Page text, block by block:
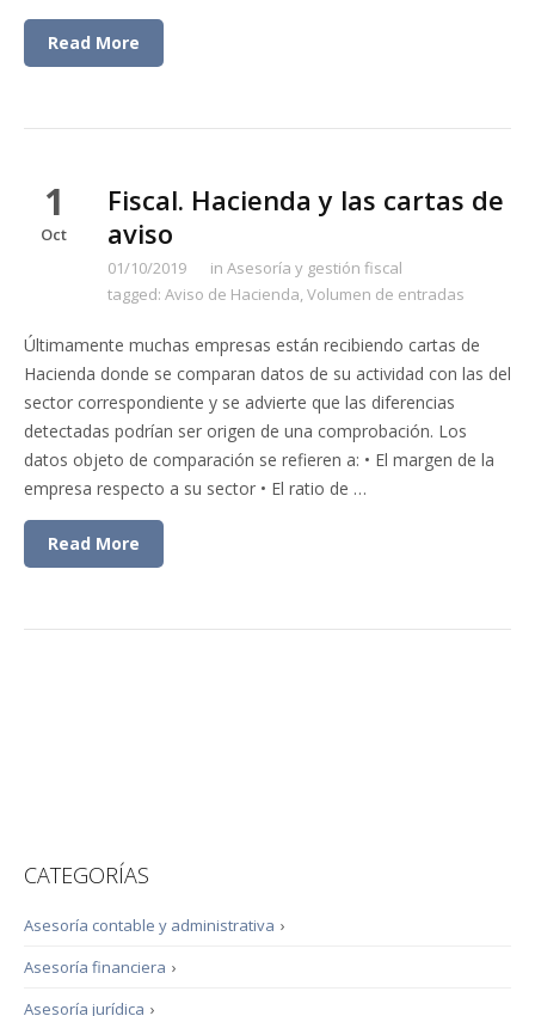
Read More
1
Oct
Fiscal. Hacienda y las cartas de
aviso
01/10/2019 in Asesoría y gestión fiscal
tagged: Aviso de Hacienda,Volumen de entradas
Últimamente muchas empresas están recibiendo cartas de
Hacienda donde se comparan datos de su actividad con las del
sector correspondiente y se advierte que las diferencias
detectadas podrían ser origen de una comprobación. Los
datos objeto de comparación se refieren a: • El margen de la
empresa respecto a su sector • El ratio de …
Read More
CATEGORÍAS
›
Asesoría contable y administrativa
›
Asesoría financiera
›
Asesoría jurídica